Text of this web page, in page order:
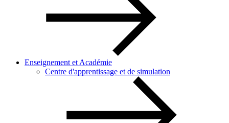
Enseignement et Académie
Centre d'apprentissage et de simulation